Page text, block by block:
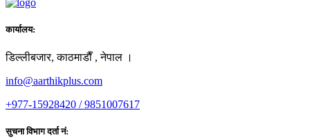
कार्यालय:
डिल्लीबजार, काठमाडाैँ , नेपाल ।
info@aarthikplus.com
+977-15928420 / 9851007617
सुचना विभाग दर्ता नं: